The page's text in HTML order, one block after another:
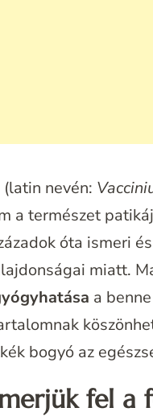
nevén:
a természet
óta ismeri
miatt.
a
bogyó az
fel a